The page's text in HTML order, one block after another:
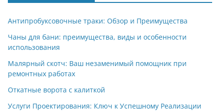
Антипробуксовочные траки: Обзор и Преимущества
Чаны для бани: преимущества, виды и особенности
использования
Малярный скотч: Ваш незаменимый помощник при
ремонтных работах
Откатные ворота с калиткой
Услуги Проектирования: Ключ к Успешному Реализации